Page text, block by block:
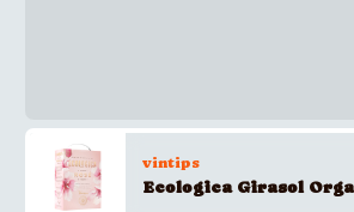
vintips
Ecologica Girasol